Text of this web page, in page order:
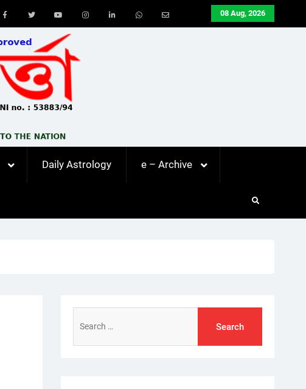
08 Aug, 2026
Youtube
Daily Astrology e – Archive
for: